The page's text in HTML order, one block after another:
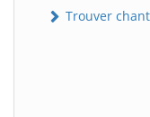
Trouver